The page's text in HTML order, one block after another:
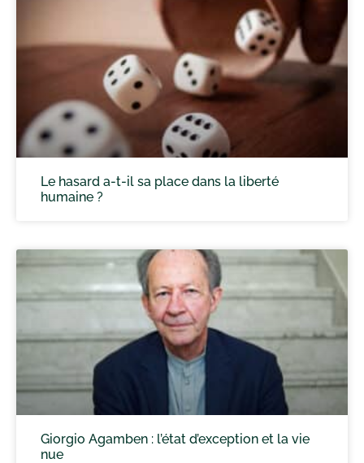
Le hasard a-t-il sa place dans la liberté
humaine ?
Giorgio Agamben : l’état d’exception et la vie
nue